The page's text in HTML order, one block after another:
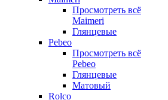
Просмотреть всё
Maimeri
Глянцевые
Pebeo
Просмотреть всё
Pebeo
Глянцевые
Матовый
Rolco